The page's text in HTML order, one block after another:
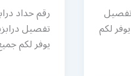
تفصيل
لكم
رقم حداد
تفصيل
يوفر لكم